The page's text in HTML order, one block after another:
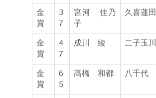
金
賞
3
7
宮河 佳乃
子
久喜蓮田
金
賞
4
7
成川 綾 二子玉川
金
賞
6
5
髙橋 和都 八千代